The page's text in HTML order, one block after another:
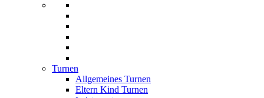
Turnen
Allgemeines Turnen
Eltern Kind Turnen